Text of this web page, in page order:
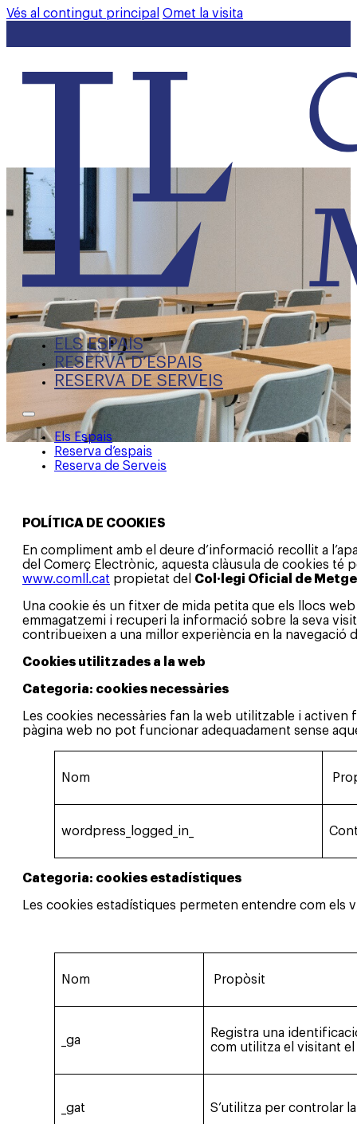
Vés al contingut principal Omet la visita
ELS ESPAIS
RESERVA D’ESPAIS
RESERVA DE SERVEIS
Els Espais
Reserva d’espais
Reserva de Serveis
POLÍTICA DE COOKIES
En compliment amb el deure d’informació recollit a
del Comerç Electrònic, aquesta clàusula de cookies té
www.comll.cat propietat del Col·legi Oficial de
Una cookie és un fitxer de mida petita que els llocs
emmagatzemi i recuperi la informació sobre la seva
contribueixen a una millor experiència en la navegació
Cookies utilitzades a la web
Categoria: cookies necessàries
Les cookies necessàries fan la web utilitzable i activen
pàgina web no pot funcionar adequadament sense
Nom
wordpress_logged_in_
Categoria: cookies estadístiques
Les cookies estadístiques permeten entendre com
Nom Propòsit
_ga
Registra una
com utilitza el visitant
_gat S’utilitza per controlar